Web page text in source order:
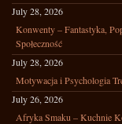
July 28, 2026
Konwenty – Fantastyka,
Społeczność
July 28, 2026
Motywacja i Psychologia
July 26, 2026
Afryka Smaku – Kuchnie